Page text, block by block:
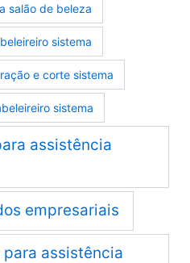
salão de beleza
sistema
e corte sistema
sistema
assistência
empresariais
assistência